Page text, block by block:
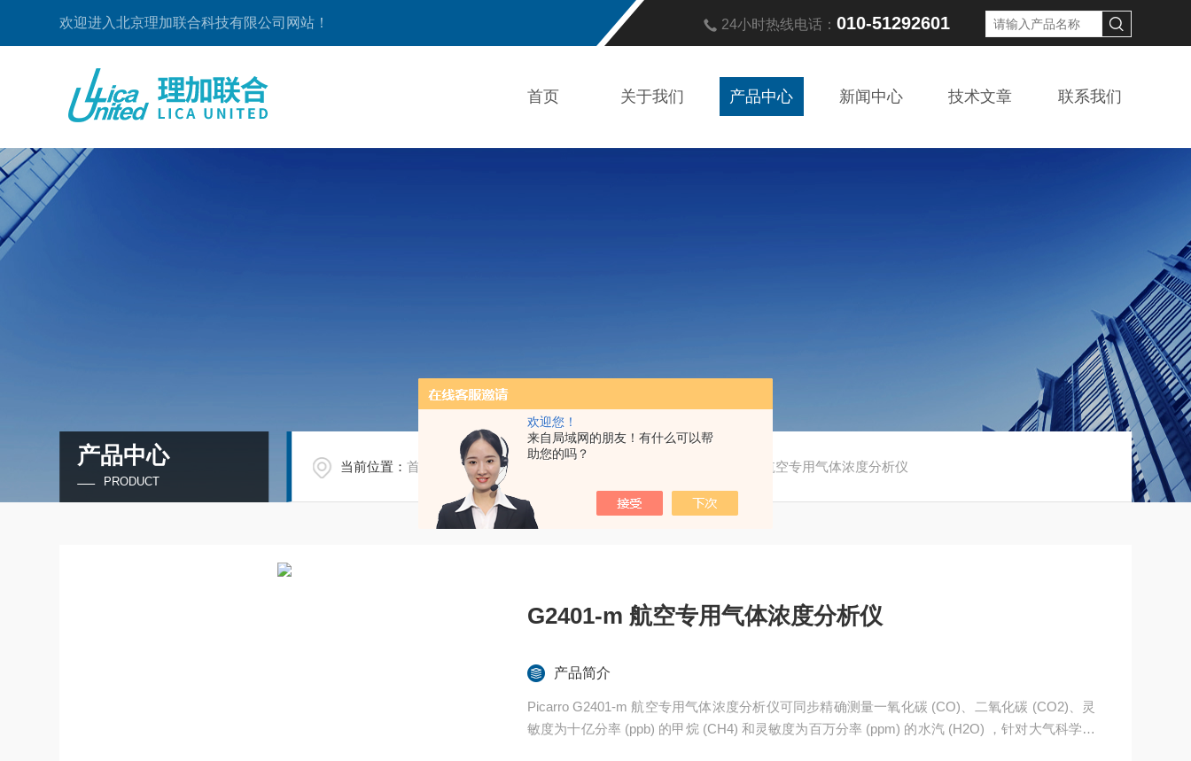
欢迎您！
来自局域网的朋友！有什么可以帮
助您的吗？
欢迎进入北京理加联合科技有限公司网站！ 24小时热线电话： 010-51292601
首页 关于我们 产品中心 新闻中心 技术文章 联系我们
产品中心
PRODUCT
当前位置：首页 产品中心/ / / G2401-m 航空专用气体浓度分析仪
G2401-m 航空专用气体浓度分析仪
产品简介
Picarro G2401-m 航空专用气体浓度分析仪可同步精确测量一氧化碳 (CO)、二氧化碳 (CO2)、灵
敏度为十亿分率 (ppb) 的甲烷 (CH4) 和灵敏度为百万分率 (ppm) 的水汽 (H2O) ，针对大气科学、